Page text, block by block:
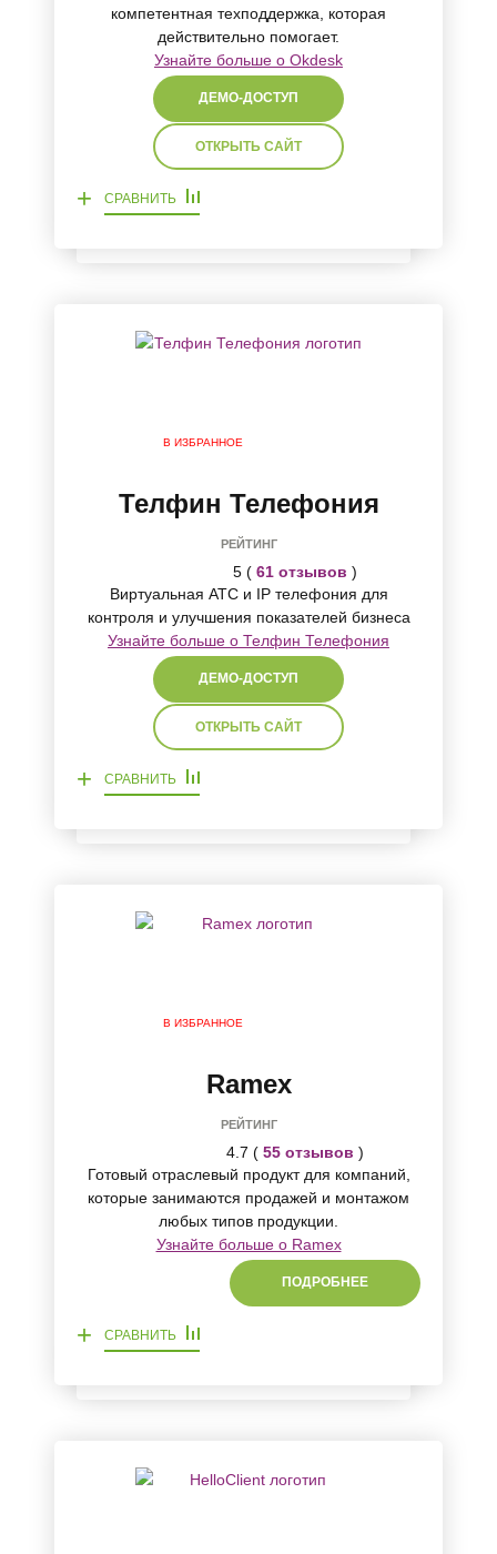
компетентная техподдержка, которая
действительно помогает.
Узнайте больше о Okdesk
ДЕМО-ДОСТУП
ОТКРЫТЬ САЙТ
+ СРАВНИТЬ
В ИЗБРАННОЕ
Телфин Телефония
РЕЙТИНГ
5 ( 61 отзывов )
Виртуальная АТС и IP телефония для
контроля и улучшения показателей бизнеса
Узнайте больше о Телфин Телефония
ДЕМО-ДОСТУП
ОТКРЫТЬ САЙТ
+ СРАВНИТЬ
В ИЗБРАННОЕ
Ramex
РЕЙТИНГ
4.7 ( 55 отзывов )
Готовый отраслевый продукт для компаний,
которые занимаются продажей и монтажом
любых типов продукции.
Узнайте больше о Ramex
ПОДРОБНЕЕ
+ СРАВНИТЬ